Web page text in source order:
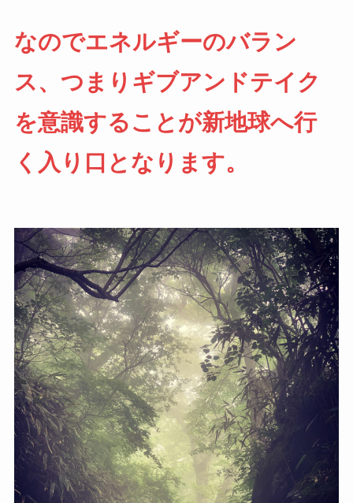
なのでエネルギーのバラン
ス、つまりギブアンドテイク
を意識することが新地球へ行
く入り口となります。